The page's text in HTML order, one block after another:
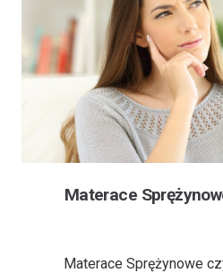
Materace
Materace Sprężynowe